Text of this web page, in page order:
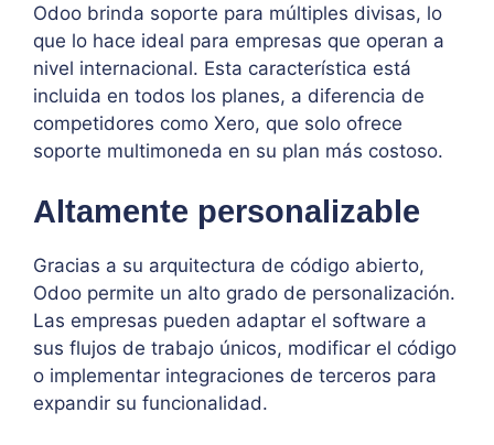
Odoo brinda soporte para múltiples divisas, lo
que lo hace ideal para empresas que operan a
nivel internacional. Esta característica está
incluida en todos los planes, a diferencia de
competidores como Xero, que solo ofrece
soporte multimoneda en su plan más costoso.
Altamente personalizable
Gracias a su arquitectura de código abierto,
Odoo permite un alto grado de personalización.
Las empresas pueden adaptar el software a
sus flujos de trabajo únicos, modificar el código
o implementar integraciones de terceros para
expandir su funcionalidad.